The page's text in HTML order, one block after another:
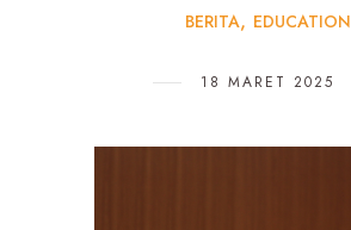
BERITA EDUCATION
18 MARET 2025